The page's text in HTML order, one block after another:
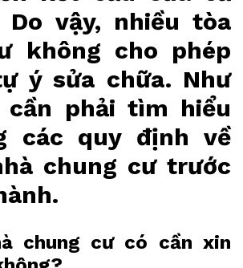
vậy, nhiều tòa
không cho phép
ý sửa chữa. Như
cần phải tìm hiểu
các quy định về
chung cư trước
chung cư có cần xin